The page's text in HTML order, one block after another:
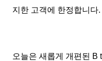
지한 고객에 한정합니다.
오늘은 새롭게 개편된 B